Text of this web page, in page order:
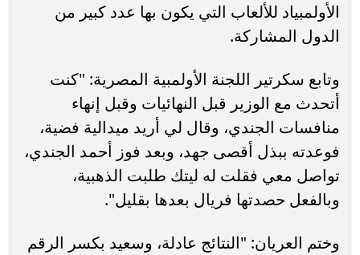
الأولمبياد للألعاب التي يكون بها عدد كبير من
الدول المشاركة.
وتابع سكرتير اللجنة الأولمبية المصرية: "كنت
أتحدث مع الوزير قبل النهائيات وقبل إنهاء
منافسات الجندي، وقال لي أريد ميدالية فضية،
فوعدته ببذل أقصى جهد، وبعد فوز أحمد الجندي،
تواصل معي فقلت له ليتك طلبت الذهبية،
وبالفعل حصدتها فريال بعدها بقليل".
وختم العريان: "النتائج عادلة، وسعيد بكسر الرقم